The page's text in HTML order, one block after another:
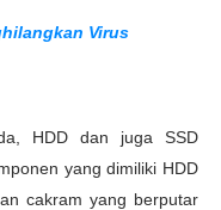
Virus
HDD dan juga SSD
yang dimiliki HDD
cakram yang berputar